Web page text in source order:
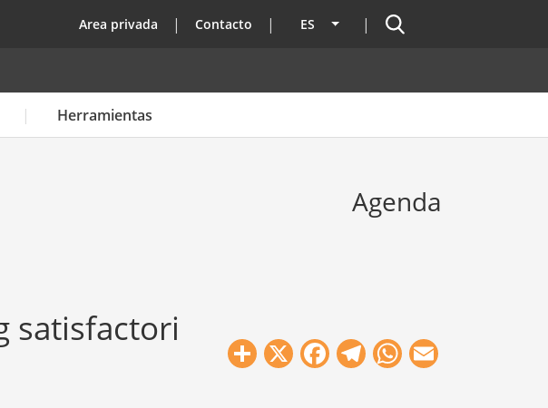
top
Area privada Contacto ES Lista adicional de acciones
Buscador
Herramientas
Agenda
satisfactori
Share
X Facebook
Telegram
WhatsApp